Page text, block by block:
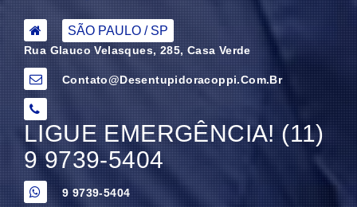
SÃO PAULO / SP
Rua Glauco Velasques, 285, Casa Verde
Contato@desentupidoracoppi.com.br
LIGUE EMERGÊNCIA! (11)
9 9739-5404
9 9739-5404